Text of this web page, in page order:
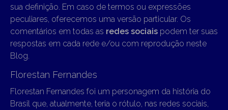
sua definição. Em caso de termos ou expressões
peculiares, oferecemos uma versão particular. Os
comentários em todas as redes sociais podem ter suas
respostas em cada rede e/ou com reprodução neste
Blog.
Florestan Fernandes
Florestan Fernandes foi um personagem da história do
Brasil que, atualmente, teria o rótulo, nas redes sociais,